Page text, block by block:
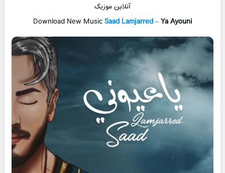
آنلاین موزیک
Download New MusicSaad Lamjarred–Ya Ayouni